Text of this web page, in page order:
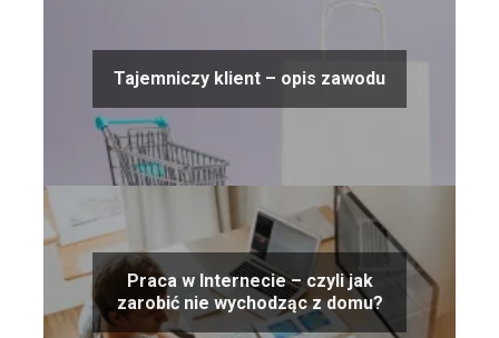
Tajemniczy klient – opis zawodu
Praca w Internecie – czyli jak
zarobić nie wychodząc z domu?